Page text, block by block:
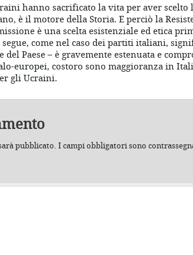
hanno sacrificato la vita per aver scelto
è il motore della Storia. E perciò la
è una scelta esistenziale ed etica
segue, come nel caso dei partiti italiani,
Paese – è gravemente estenuata e
europei, costoro sono maggioranza in
gli Ucraini.
pubblicato. I campi obbligatori sono